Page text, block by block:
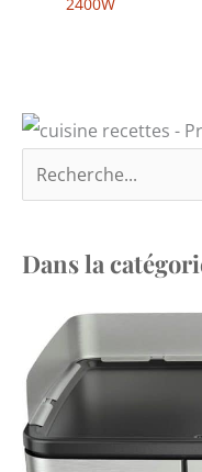
Dans la